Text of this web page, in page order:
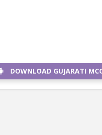
DOWNLOAD GUJARATI